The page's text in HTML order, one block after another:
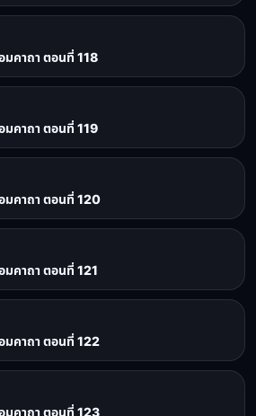
มคาถา ตอนที่ 118
มคาถา ตอนที่ 119
มคาถา ตอนที่ 120
มคาถา ตอนที่ 121
มคาถา ตอนที่ 122
มคาถา ตอนที่ 123